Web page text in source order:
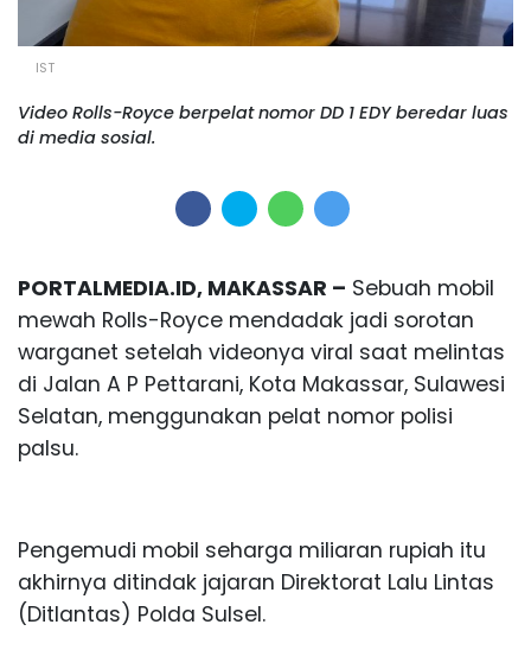
IST
Video Rolls-Royce berpelat nomor DD 1 EDY beredar luas
di media sosial.
PORTALMEDIA.ID, MAKASSAR – Sebuah mobil
mewah Rolls-Royce mendadak jadi sorotan
warganet setelah videonya viral saat melintas
di Jalan A P Pettarani, Kota Makassar, Sulawesi
Selatan, menggunakan pelat nomor polisi
palsu.
Pengemudi mobil seharga miliaran rupiah itu
akhirnya ditindak jajaran Direktorat Lalu Lintas
(Ditlantas) Polda Sulsel.